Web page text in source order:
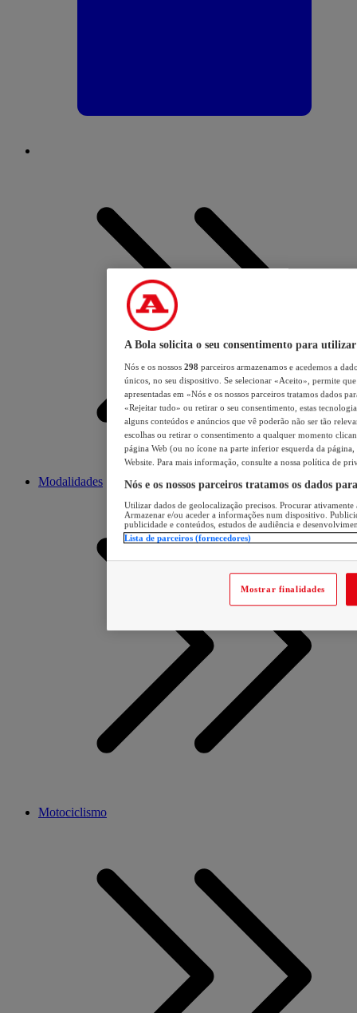
Modalidades
Motociclismo
A Bola solicita o seu consentimento para utilizar
Nós e os nossos 298 parceiros armazenamos e acedemos a
únicos, no seu dispositivo. Se selecionar «Aceito», permite
apresentadas em «Nós e os nossos parceiros tratamos dados
«Rejeitar tudo» ou retirar o seu consentimento, estas
alguns conteúdos e anúncios que vê poderão não ser tão
escolhas ou retirar o consentimento a qualquer momento
página Web (ou no ícone na parte inferior esquerda da página,
Website. Para mais informação, consulte a nossa política de
Nós e os nossos parceiros tratamos os dados
Utilizar dados de geolocalização precisos. Procurar
Armazenar e/ou aceder a informações num dispositivo.
publicidade e conteúdos, estudos de audiência e
Lista de parceiros (fornecedores)
Mostrar finalidades